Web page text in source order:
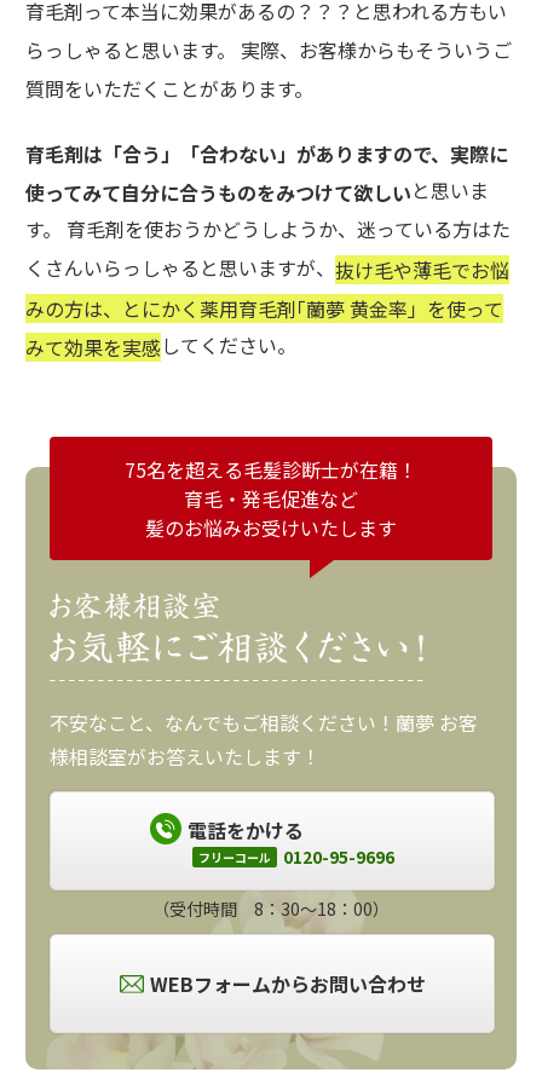
育毛剤って本当に効果があるの？？？と思われる方もい
らっしゃると思います。 実際、お客様からもそういうご
質問をいただくことがあります。
育毛剤は「合う」「合わない」がありますので、実際に
使ってみて自分に合うものをみつけて欲しいと思いま
す。 育毛剤を使おうかどうしようか、迷っている方はた
くさんいらっしゃると思いますが、 抜け毛や薄毛でお悩
みの方は、とにかく薬用育毛剤｢蘭夢 黄金率」を使って
みて効果を実感してください。
75名を超える毛髪診断士が在籍！
育毛・発毛促進など
髪のお悩みお受けいたします
不安なこと、なんでもご相談ください！蘭夢 お客
様相談室がお答えいたします！
電話をかける
フリーコール 0120-95-9696
（受付時間 8：30～18：00）
WEBフォームからお問い合わせ